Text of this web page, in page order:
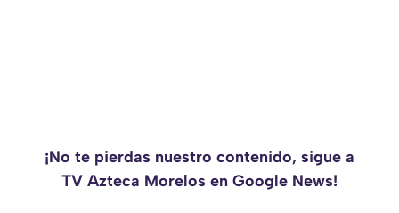
¡No te pierdas nuestro contenido, sigue a
TV Azteca Morelos en Google News!